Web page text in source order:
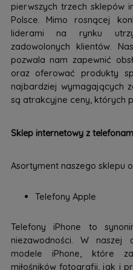
pierwszych trzech sklepów
Polsce. Mimo rosnącej
liderami na rynku
zadowolonych klientów.
pozwala nam zapewnić
oraz oferować produkty
najbardziej wymagających
są atrakcyjne ceny, których
Sklep internetowy z
Asortyment naszego sklepu
Telefony Apple
Telefony iPhone to
niezawodności. W naszej
modele iPhone, które
miłośników fotografii, jak i